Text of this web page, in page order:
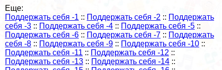
Еще:
Поддержать себя -1 :: Поддержать себя -2 :: Поддержать
себя -3 :: Поддержать себя -4 :: Поддержать себя -5 ::
Поддержать себя -6 :: Поддержать себя -7 :: Поддержать
себя -8 :: Поддержать себя -9 :: Поддержать себя -10 ::
Поддержать себя -11 :: Поддержать себя -12 ::
Поддержать себя -13 :: Поддержать себя -14 ::